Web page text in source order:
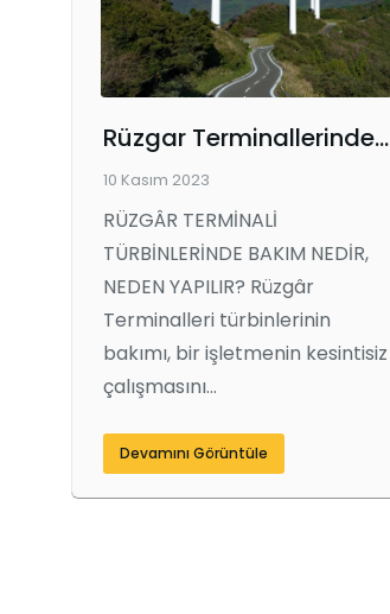
Rüzgar Terminallerinde CMMS Kullanımı ve Faydaları
10 Kasım 2023
RÜZGÂR TERMİNALİ
TÜRBİNLERİNDE BAKIM NEDİR,
NEDEN YAPILIR? Rüzgâr
Terminalleri türbinlerinin
bakımı, bir işletmenin kesintisiz
çalışmasını…
Devamını Görüntüle